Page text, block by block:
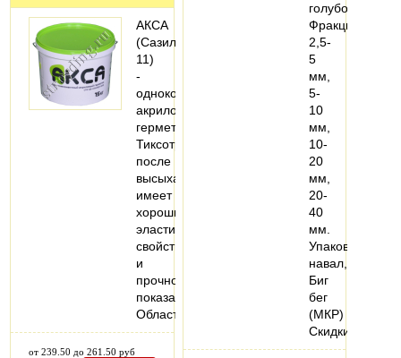
АКСА
(Сазиласт
11)
-
однокомпонентный,
акриловый
герметик.
Тиксотропен,
после
высыхания
имеет
хорошие
эластичные
свойства
и
прочностные
показатели.
Область…
от 239.50 до 261.50 руб
голубого.
Фракции
2,5-
5
мм,
5-
10
мм,
10-
20
мм,
20-
40
мм.
Упаковка:
навал,
Биг
бег
(МКР)
Скидки…